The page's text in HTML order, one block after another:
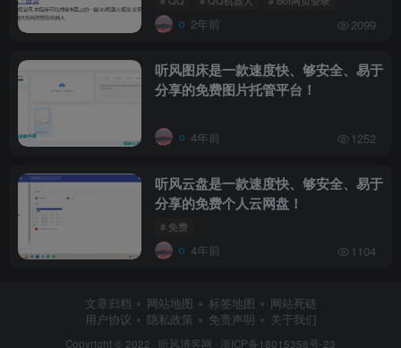
2年前 2099
听风图床是一款速度快、够安全、易于
分享的免费图片托管平台！
4年前 1252
听风云盘是一款速度快、够安全、易于
分享的免费个人云网盘！
# 免费
4年前 1104
文章归档 网站地图 标签地图
网站死链
用户协议
隐私政策 免责声明 关于我们
Copyright © 2022 · 听风博客网 · 浙ICP备18015358号-23